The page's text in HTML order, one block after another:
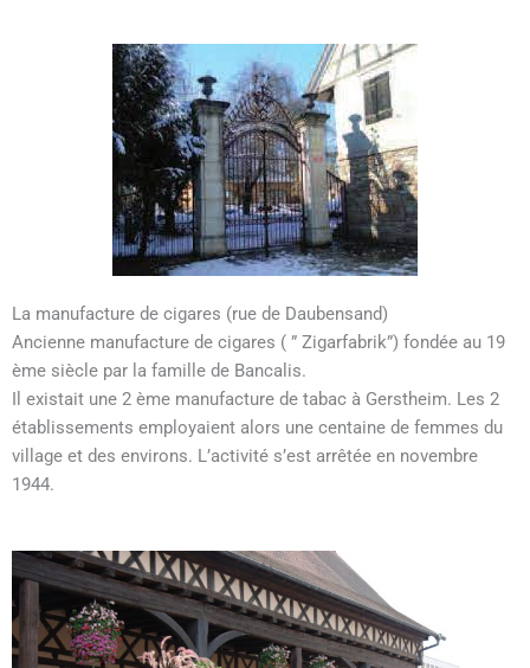
La manufacture de cigares (rue de Daubensand)
Ancienne manufacture de cigares ( ” Zigarfabrik”) fondée au 19
ème siècle par la famille de Bancalis.
Il existait une 2 ème manufacture de tabac à Gerstheim. Les 2
établissements employaient alors une centaine de femmes du
village et des environs. L’activité s’est arrêtée en novembre
1944.